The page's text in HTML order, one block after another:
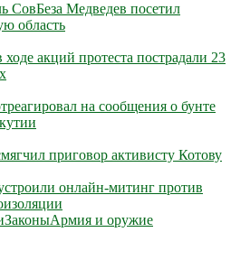
СовБеза Медведев посетил
область
акций протеста пострадали 23
на сообщения о бунте
приговор активисту Котову
онлайн-митинг против
ЗаконыАрмия и оружие